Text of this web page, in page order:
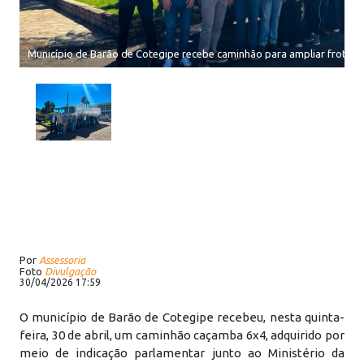
Município de Barão de Cotegipe recebe caminhão para ampliar frota
Por Assessoria
Foto Divulgação
30/04/2026 17:59
O município de Barão de Cotegipe recebeu, nesta quinta-
feira, 30 de abril, um caminhão caçamba 6x4, adquirido por
meio de indicação parlamentar junto ao Ministério da